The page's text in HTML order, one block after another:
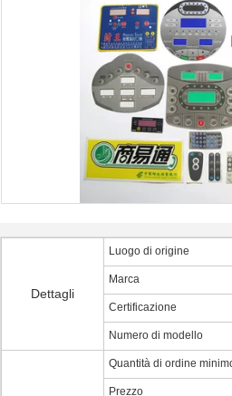
Dettagli
Luogo di origine
Marca
Certificazione
Numero di modello
Quantità di ordine
Prezzo